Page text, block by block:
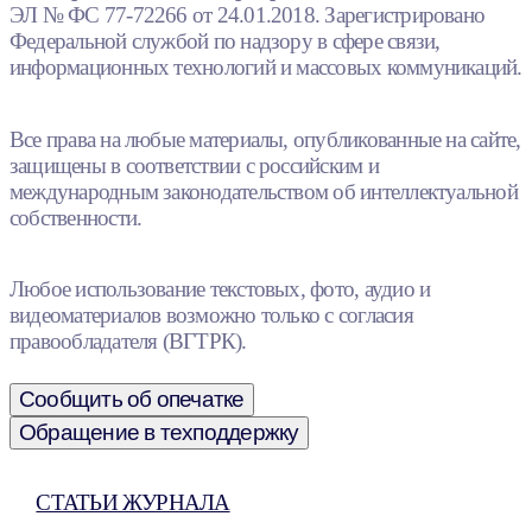
ЭЛ № ФС 77-72266 от 24.01.2018. Зарегистрировано
Федеральной службой по надзору в сфере связи,
информационных технологий и массовых коммуникаций.
Все права на любые материалы, опубликованные на сайте,
защищены в соответствии с российским и
международным законодательством об интеллектуальной
собственности.
Любое использование текстовых, фото, аудио и
видеоматериалов возможно только с согласия
правообладателя (ВГТРК).
Сообщить об опечатке
Обращение в техподдержку
СТАТЬИ ЖУРНАЛА